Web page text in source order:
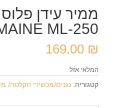
ממיר עידן פלוס
ML-250
169.00 ₪
המלאי אזל
קטגוריה: נגנים/מכשירי הקלטה/